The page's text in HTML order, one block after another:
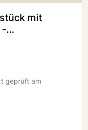
mit
-
geprüft am